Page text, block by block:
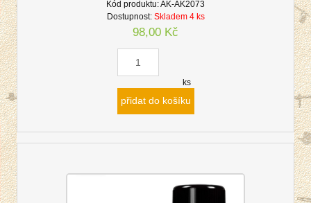
Kód produktu:AK-AK2073
Dostupnost: Skladem 4 ks
98,00 Kč
ks
přidat do košíku